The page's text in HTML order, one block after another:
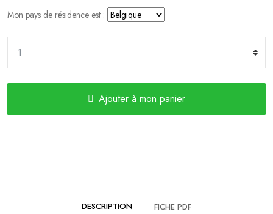
Mon pays de résidence est :
Ajouter à mon panier
DESCRIPTION FICHE PDF